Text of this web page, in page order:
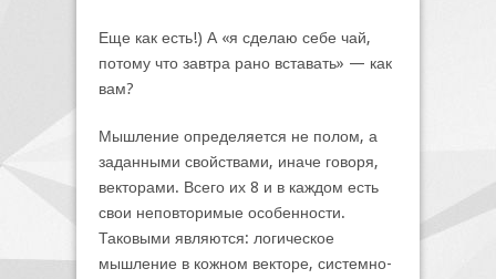
Еще как есть!) А «я сделаю себе чай,
потому что завтра рано вставать» — как
вам?
Мышление определяется не полом, а
заданными свойствами, иначе говоря,
векторами. Всего их 8 и в каждом есть
свои неповторимые особенности.
Таковыми являются: логическое
мышление в кожном векторе, системно-